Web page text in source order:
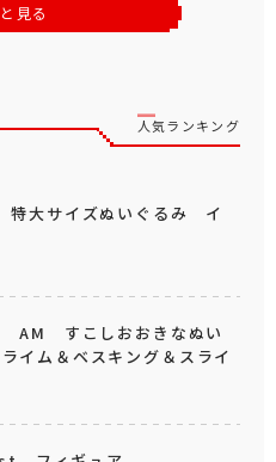
見る
人気ランキング
特大サイズぬいぐるみ イ
AM すこしおおきなぬい
イム＆ベスキング＆スライ